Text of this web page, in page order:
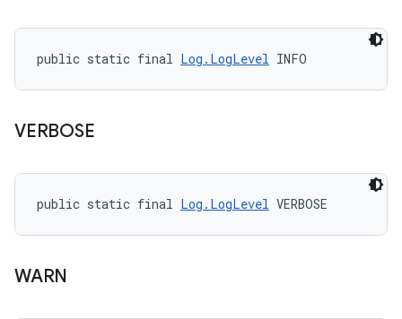
public static final Log.LogLevel INFO
VERBOSE
public static final Log.LogLevel VERBOSE
WARN